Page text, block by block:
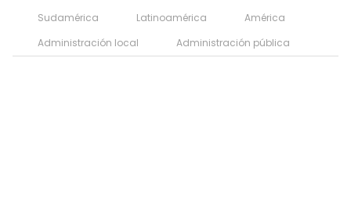
Sudamérica Latinoamérica
América
Administración local
Administración pública